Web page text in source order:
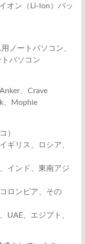
オン（Li-Ion）バッ
ノートパソコン、
パソコン
、Crave
、Mophie
）
ギリス、ロシア、
インド、東南アジ
ロンビア、その
UAE、エジプト、